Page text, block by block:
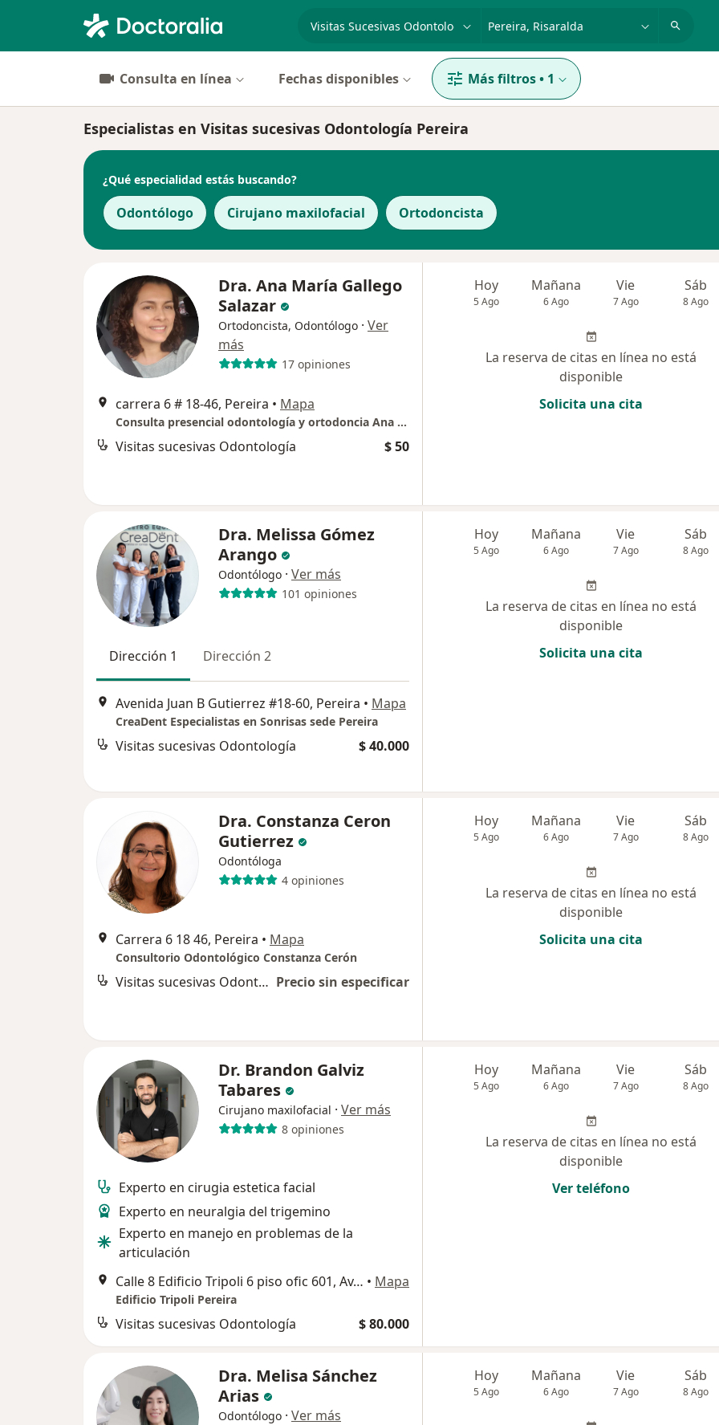
Consulta en línea Fechas disponibles Más filtros• 1
Especialistas en Visitas sucesivas Odontología Pereira
¿Qué especialidad estás buscando?
Odontólogo Cirujano maxilofacial Ortodoncista
Dra. Ana María Gallego
Salazar
Ortodoncista, Odontólogo · Ver
más
17 opiniones
carrera 6 # 18-46, Pereira • Mapa
Consulta presencial odontología y ortodoncia Ana Gallego
Visitas sucesivas Odontología $ 50
Hoy
5 Ago
Mañana
6 Ago
Vie
7 Ago
Sáb
8 Ago
La reserva de citas en línea no está
disponible
Solicita una cita
Dra. Melissa Gómez
Arango
Odontólogo · Ver más
101 opiniones
Dirección 1 Dirección 2
Avenida Juan B Gutierrez #18-60, Pereira • Mapa
CreaDent Especialistas en Sonrisas sede Pereira
Visitas sucesivas Odontología $ 40.000
Hoy
5 Ago
Mañana
6 Ago
Vie
7 Ago
Sáb
8 Ago
La reserva de citas en línea no está
disponible
Solicita una cita
Dra. Constanza Ceron
Gutierrez
Odontóloga
4 opiniones
Carrera 6 18 46, Pereira • Mapa
Consultorio Odontológico Constanza Cerón
Visitas sucesivas Odontología Precio sin especificar
Hoy
5 Ago
Mañana
6 Ago
Vie
7 Ago
Sáb
8 Ago
La reserva de citas en línea no está
disponible
Solicita una cita
Dr. Brandon Galviz
Tabares
Cirujano maxilofacial · Ver más
8 opiniones
Experto en cirugia estetica facial
Experto en neuralgia del trigemino
Experto en manejo en problemas de la
articulación
Calle 8 Edificio Tripoli 6 piso ofic 601, Av. Juan B Gutierrez # 19-12, Pereira, Pereira • Mapa
Edificio Tripoli Pereira
Visitas sucesivas Odontología $ 80.000
Hoy
5 Ago
Mañana
6 Ago
Vie
7 Ago
Sáb
8 Ago
La reserva de citas en línea no está
disponible
Ver teléfono
Dra. Melisa Sánchez
Arias
Odontólogo · Ver más
Hoy
5 Ago
Mañana
6 Ago
Vie
7 Ago
Sáb
8 Ago